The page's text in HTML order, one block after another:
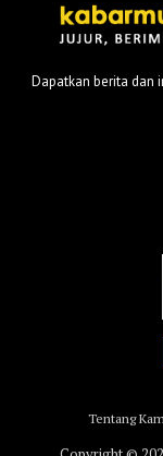
Dapatkan berita dan
Tentang